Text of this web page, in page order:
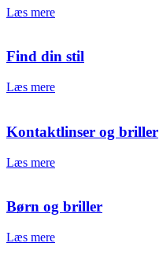
Læs mere
Find din stil
Læs mere
Kontaktlinser og briller
Læs mere
Børn og briller
Læs mere